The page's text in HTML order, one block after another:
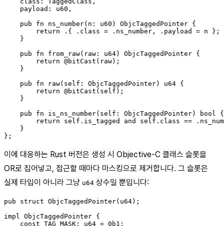
    payload: u60,
    pub fn ns_number(n: u60) ObjcTaggedPointer {
        return .{ .class = .ns_number, .payload = n };
    }
    pub fn from_raw(raw: u64) ObjcTaggedPointer {
        return @bitCast(raw);
    }
    pub fn raw(self: ObjcTaggedPointer) u64 {
        return @bitCast(self);
    }
    pub fn is_ns_number(self: ObjcTaggedPointer) bool {
return self.is_tagged and self.class ==
    }
이에 대응하는 Rust 버전은 생성 시 Objective-C 클래스 슬롯을
OR로 집어넣고, 접근할 때마다 마스킹으로 제거합니다. 그 슬롯은
실제 타입이 아니라 그냥 u64 상수일 뿐입니다:
pub struct ObjcTaggedPointer(u64);
impl ObjcTaggedPointer {
    const TAG_MASK: u64 = 0b1;